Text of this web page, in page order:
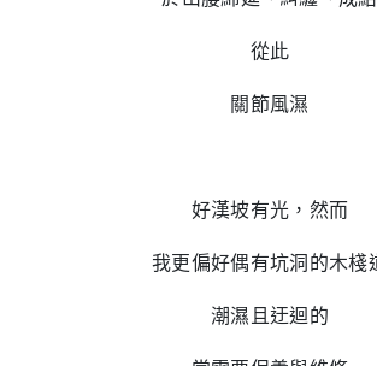
從此
關節風濕
好漢坡有光，然而
我更偏好偶有坑洞的木棧
潮濕且迂迴的